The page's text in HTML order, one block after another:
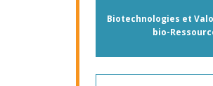
Biotechnologies et
bio-